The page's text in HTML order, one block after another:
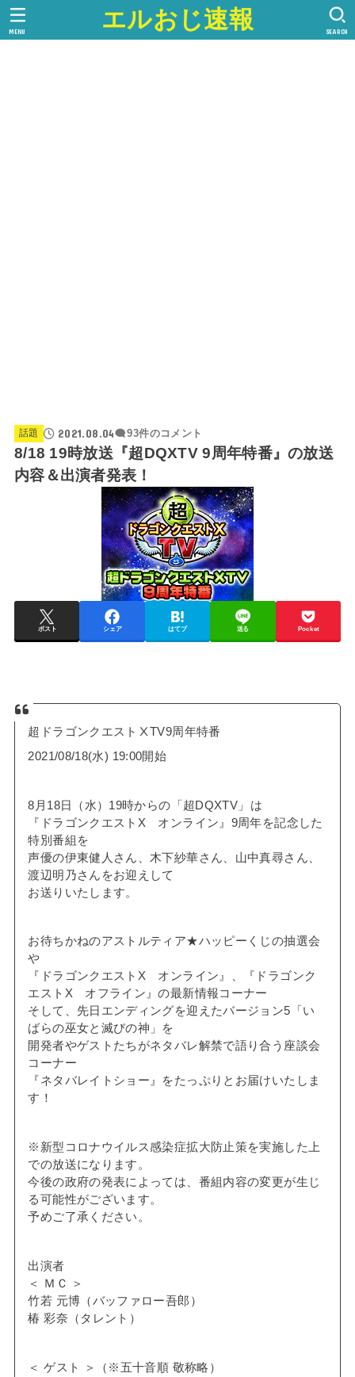
エルおじ速報 SEARCH
MENU
話題 2021.08.04 93件のコメント
8/18 19時放送『超DQXTV 9周年特番』の放送
内容＆出演者発表！
ポスト シェア はてブ 送る Pocket
超ドラゴンクエストⅩTV9周年特番
2021/08/18(水) 19:00開始
8月18日（水）19時からの「超DQXTV」は
『ドラゴンクエストX オンライン』9周年を記念した
特別番組を
声優の伊東健人さん、木下紗華さん、山中真尋さん、
渡辺明乃さんをお迎えして
お送りいたします。
お待ちかねのアストルティア★ハッピーくじの抽選会
や
『ドラゴンクエストX オンライン』、『ドラゴンク
エストX オフライン』の最新情報コーナー
そして、先日エンディングを迎えたバージョン5「い
ばらの巫女と滅びの神」を
開発者やゲストたちがネタバレ解禁で語り合う座談会
コーナー
『ネタバレイトショー』をたっぷりとお届けいたしま
す！
※新型コロナウイルス感染症拡大防止策を実施した上
での放送になります。
今後の政府の発表によっては、番組内容の変更が生じ
る可能性がございます。
予めご了承ください。
出演者
＜ ＭＣ ＞
竹若 元博（バッファロー吾郎）
椿 彩奈（タレント）
＜ ゲスト ＞（※五十音順 敬称略）